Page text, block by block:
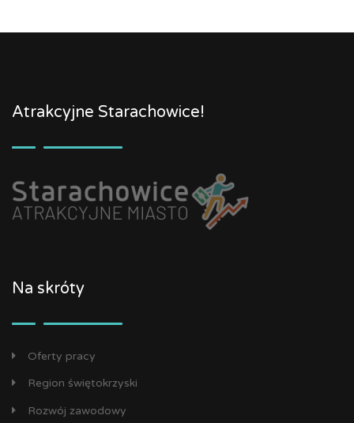
Atrakcyjne Starachowice!
Na skróty
Oferty pracy
Region świętokrzyski
Rozwój zawodowy